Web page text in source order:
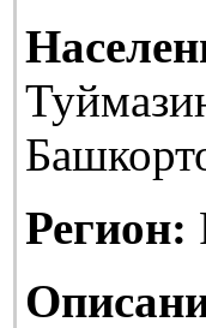
Регион: